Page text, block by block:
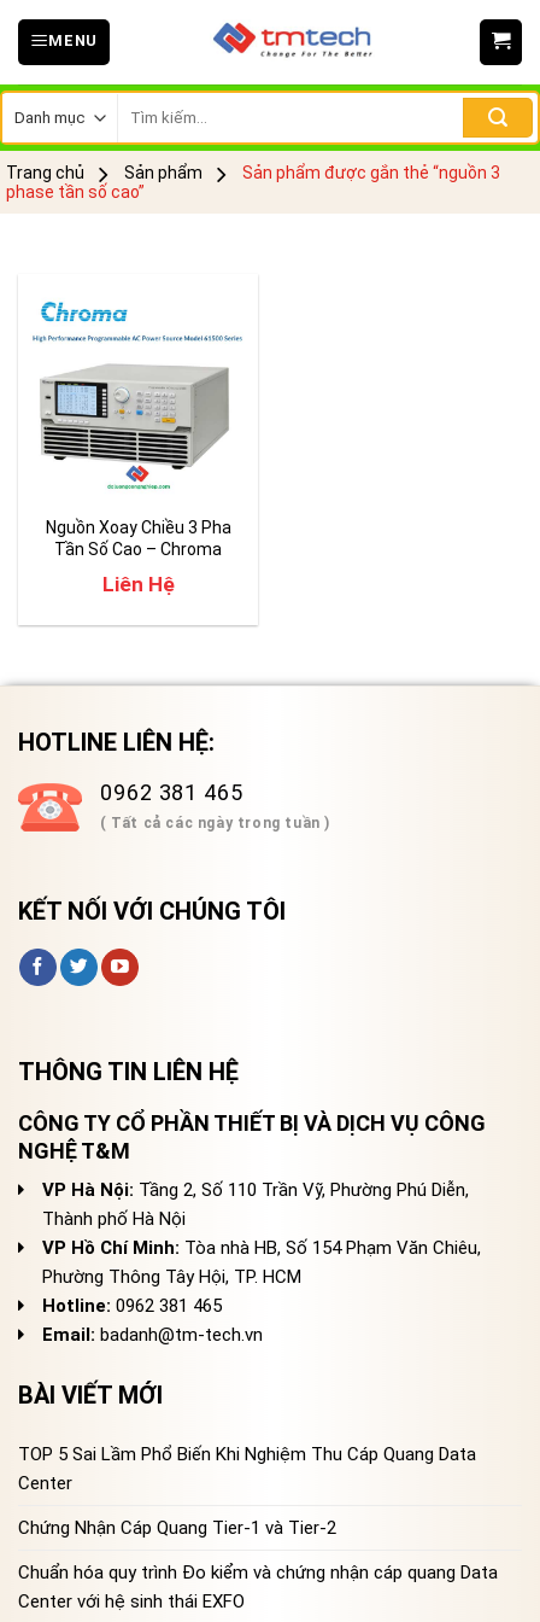
Skip
MENU
kiếm:
Trang chủ Sản phẩm
Sản phẩm được gắn thẻ “nguồn 3
phase tần số cao”
Nguồn Xoay Chiều 3 Pha
Tần Số Cao – Chroma
Liên Hệ
HOTLINE LIÊN HỆ:
0962 381 465
( Tất cả các ngày trong tuần )
KẾT NỐI VỚI CHÚNG TÔI
THÔNG TIN LIÊN HỆ
CÔNG TY CỔ PHẦN THIẾT BỊ VÀ DỊCH VỤ CÔNG
NGHỆ T&M
VP Hà Nội: Tầng 2, Số 110 Trần Vỹ, Phường Phú Diễn,
Thành phố Hà Nội
VP Hồ Chí Minh: Tòa nhà HB, Số 154 Phạm Văn Chiêu,
Phường Thông Tây Hội, TP. HCM
Hotline: 0962 381 465
Email: badanh@tm-tech.vn
BÀI VIẾT MỚI
TOP 5 Sai Lầm Phổ Biến Khi Nghiệm Thu Cáp Quang Data
Center
Chứng Nhận Cáp Quang Tier-1 và Tier-2
Chuẩn hóa quy trình Đo kiểm và chứng nhận cáp quang Data
Center với hệ sinh thái EXFO